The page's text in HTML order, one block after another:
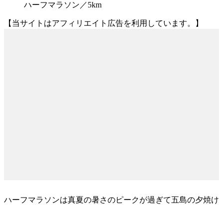
ハーフマラソン／5km
【当サイトはアフィリエイト広告を利用しています。】
ハーフマラソンは真夏の暑さのピークが過ぎて五島の夕焼け